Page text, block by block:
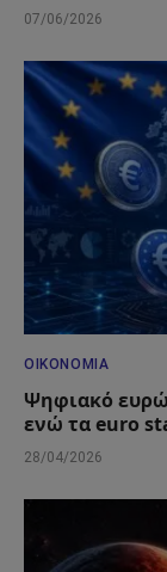
07/06/2026
ΟΙΚΟΝΟΜΊΑ
Ψηφιακό
ενώ τα euro
28/04/2026